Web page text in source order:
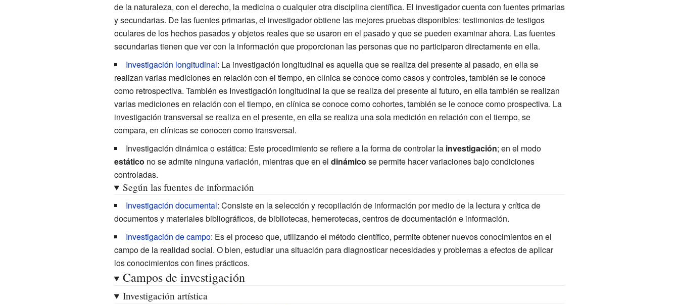
de la naturaleza, con el derecho, la medicina o cualquier otra disciplina científica. El investigador cuenta con fuentes primarias
y secundarias. De las fuentes primarias, el investigador obtiene las mejores pruebas disponibles: testimonios de testigos
oculares de los hechos pasados y objetos reales que se usaron en el pasado y que se pueden examinar ahora. Las fuentes
secundarias tienen que ver con la información que proporcionan las personas que no participaron directamente en ella.
Investigación longitudinal: La investigación longitudinal es aquella que se realiza del presente al pasado, en ella se
realizan varias mediciones en relación con el tiempo, en clínica se conoce como casos y controles, también se le conoce
como retrospectiva. También es Investigación longitudinal la que se realiza del presente al futuro, en ella también se realizan
varias mediciones en relación con el tiempo, en clínica se conoce como cohortes, también se le conoce como prospectiva. La
investigación transversal se realiza en el presente, en ella se realiza una sola medición en relación con el tiempo, se
compara, en clínicas se conocen como transversal.
Investigación dinámicaoestática: Este procedimiento se refiere a la forma de controlar la investigación; en el modo
estático no se admite ninguna variación, mientras que en el dinámico se permite hacer variaciones bajo condiciones
controladas.
Según las fuentes de información
Investigación documental: Consiste en la selección y recopilación de información por medio de la lectura y crítica de
documentos y materiales bibliográficos, de bibliotecas, hemerotecas, centros de documentación e información.
Investigación de campo: Es el proceso que, utilizando el método científico, permite obtener nuevos conocimientos en el
campo de la realidad social. O bien, estudiar una situación para diagnosticar necesidades y problemas a efectos de aplicar
los conocimientos con fines prácticos.
Campos de investigación
Investigación artística